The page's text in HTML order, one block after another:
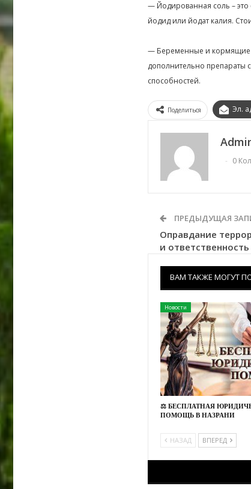
— Йодированная соль – это
йодид или йодат калия.
— Беременные и кормящие
дополнительно препараты
способностей.
Поделиться Эл.
0
ПРЕДЫДУЩАЯ
Оправдание
и
ВАМ ТАКЖЕ МОГУТ
Новости
⚖️ БЕСПЛАТНАЯ
ПОМОЩЬ В НАЗРАНИ
НАЗАД ВПЕРЕД